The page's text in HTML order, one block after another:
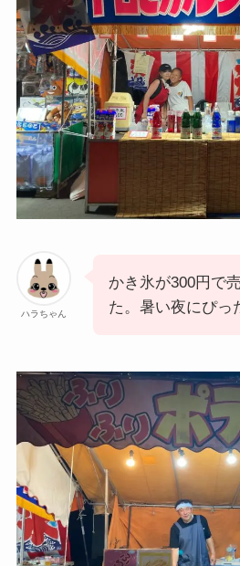
ハラちゃん
かき氷が300円で
た。暑い夜にぴっ